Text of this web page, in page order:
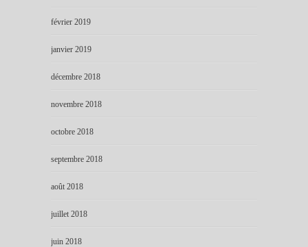
février 2019
janvier 2019
décembre 2018
novembre 2018
octobre 2018
septembre 2018
août 2018
juillet 2018
juin 2018